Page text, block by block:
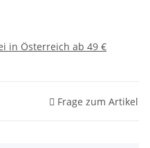
in Österreich ab 49 €
Frage zum Artikel